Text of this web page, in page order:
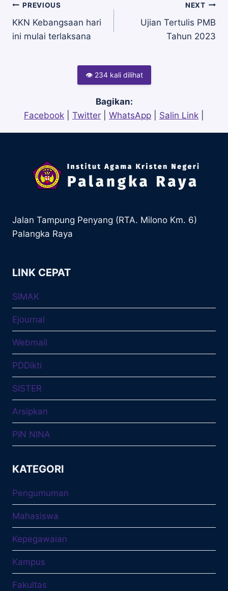
Navigasi
PREVIOUS
KKN Kebangsaan hari
ini mulai terlaksana
NEXT
Ujian Tertulis PMB
Tahun 2023
👁 234 kali dilihat
Bagikan:
Facebook
Twitter WhatsApp Salin Link
Jalan Tampung Penyang (RTA. Milono Km. 6)
Palangka Raya
LINK CEPAT
SIMAK
Ejournal
Webmail
PDDikti
SISTER
Arsipkan
PIN NINA
KATEGORI
Pengumuman
Mahasiswa
Kepegawaian
Kampus
Fakultas